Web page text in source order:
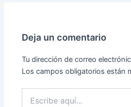
Deja un comentario
Tu dirección de correo
Los campos obligatorios están
aquí...